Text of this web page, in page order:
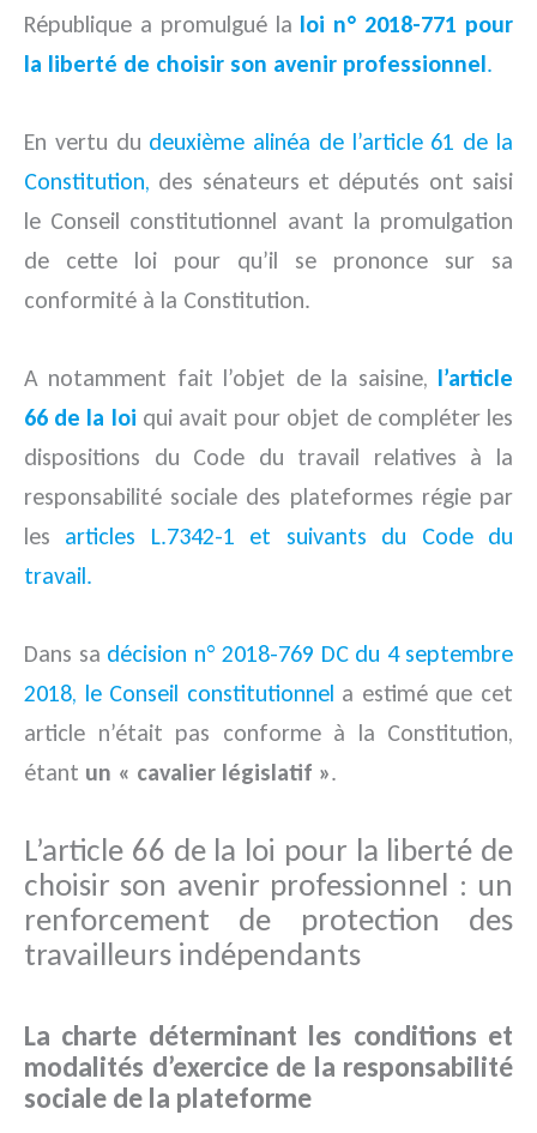
République a promulgué la loi n° 2018-771 pour
la liberté de choisir son avenir professionnel.
En vertu du deuxième alinéa de l’article 61 de la
Constitution, des sénateurs et députés ont saisi
le Conseil constitutionnel avant la promulgation
de cette loi pour qu’il se prononce sur sa
conformité à la Constitution.
A notamment fait l’objet de la saisine, l’article
66 de la loi qui avait pour objet de compléter les
dispositions du Code du travail relatives à la
responsabilité sociale des plateformes régie par
les articles L.7342-1 et suivants du Code du
travail.
Dans sa décision n° 2018-769 DC du 4 septembre
2018, le Conseil constitutionnel a estimé que cet
article n’était pas conforme à la Constitution,
étant un « cavalier législatif ».
L’article 66 de la loi pour la liberté de
choisir son avenir professionnel : un
renforcement de protection des
travailleurs indépendants
La charte déterminant les conditions et
modalités d’exercice de la responsabilité
sociale de la plateforme